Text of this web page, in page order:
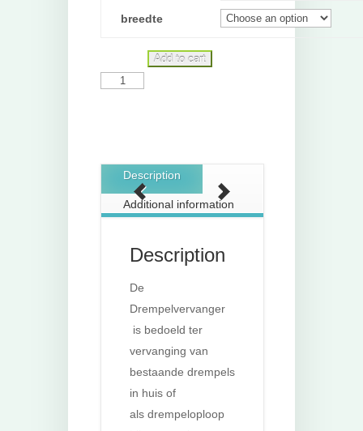
breedte
Drempelvervanger
quantity
Add to cart
Description
Additional information
Description
De
Drempelvervanger
is bedoeld ter
vervanging van
bestaande drempels
in huis of
als drempeloploop